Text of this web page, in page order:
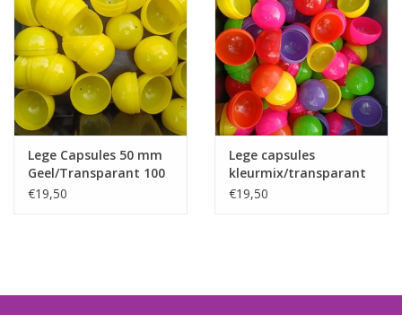
Lege Capsules 50 mm
Geel/Transparant 100
stuks
€19,50
Lege capsules
kleurmix/transparant
50 mm 100 st,
€19,50